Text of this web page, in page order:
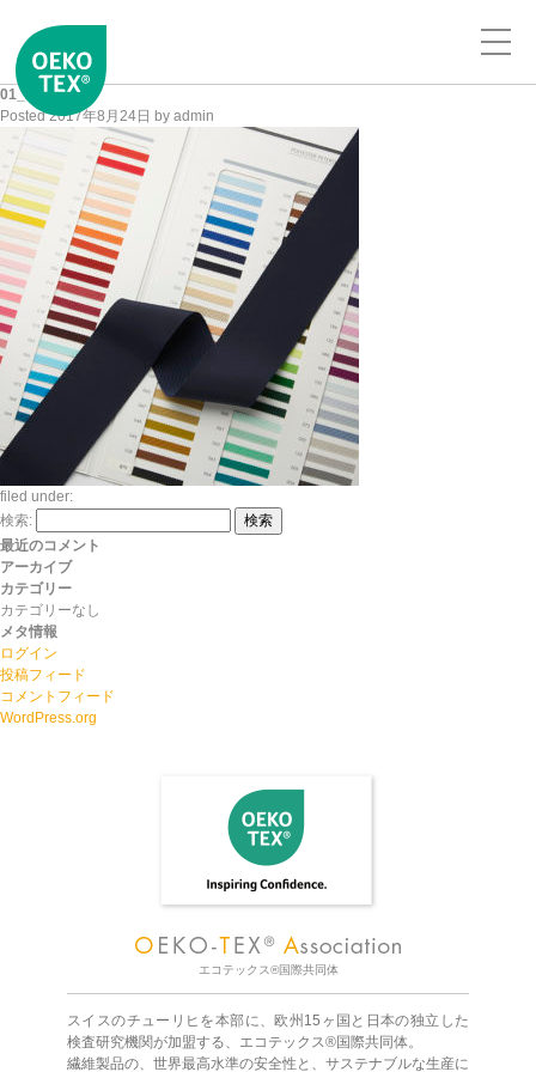
01_20170824
Posted2017年8月24日 by admin
filed under:
検索:
検索
最近のコメント
アーカイブ
カテゴリー
カテゴリーなし
メタ情報
ログイン
投稿フィード
コメントフィード
WordPress.org
エコテックス®国際共同体
スイスのチューリヒを本部に、欧州15ヶ国と日本の独立した
検査研究機関が加盟する、エコテックス®国際共同体。
繊維製品の、世界最高水準の安全性と、サステナブルな生産に